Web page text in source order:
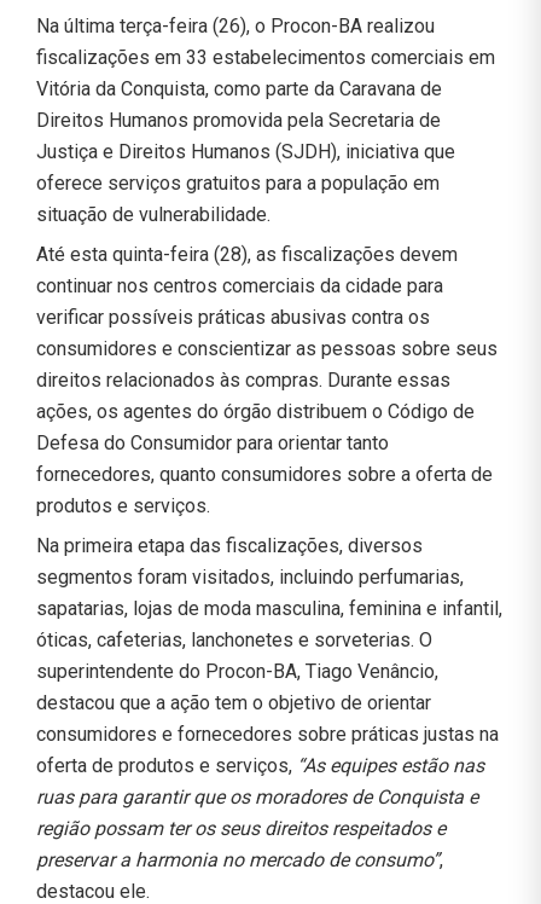
Na última terça-feira (26), o Procon-BA realizou
fiscalizações em 33 estabelecimentos comerciais em
Vitória da Conquista, como parte da Caravana de
Direitos Humanos promovida pela Secretaria de
Justiça e Direitos Humanos (SJDH), iniciativa que
oferece serviços gratuitos para a população em
situação de vulnerabilidade.
Até esta quinta-feira (28), as fiscalizações devem
continuar nos centros comerciais da cidade para
verificar possíveis práticas abusivas contra os
consumidores e conscientizar as pessoas sobre seus
direitos relacionados às compras. Durante essas
ações, os agentes do órgão distribuem o Código de
Defesa do Consumidor para orientar tanto
fornecedores, quanto consumidores sobre a oferta de
produtos e serviços.
Na primeira etapa das fiscalizações, diversos
segmentos foram visitados, incluindo perfumarias,
sapatarias, lojas de moda masculina, feminina e infantil,
óticas, cafeterias, lanchonetes e sorveterias. O
superintendente do Procon-BA, Tiago Venâncio,
destacou que a ação tem o objetivo de orientar
consumidores e fornecedores sobre práticas justas na
oferta de produtos e serviços, “As equipes estão nas
ruas para garantir que os moradores de Conquista e
região possam ter os seus direitos respeitados e
preservar a harmonia no mercado de consumo”,
destacou ele.